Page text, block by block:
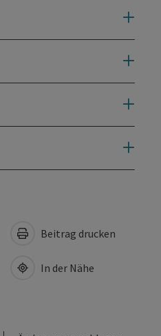
Beitrag drucken
In der Nähe